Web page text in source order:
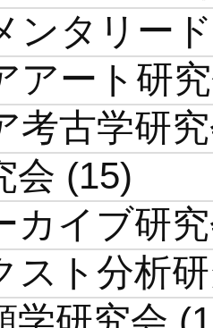
ンタリー
アート研
考古学研
会 (15)
カイブ研
スト分析